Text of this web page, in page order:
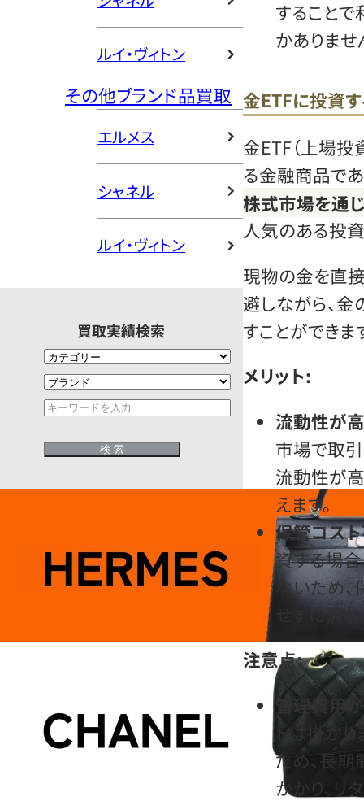
ルイ・ヴィトン
その他ブランド品買取
エルメス
シャネル
ルイ・ヴィトン
買取実績検索
すること
かありませ
金ETFに投資
金ETF（上場投
る金融商品であ
株式市場を通
人気のある投
現物の金を直
避しながら、
すことができま
メリット:
流動性が
市場で取
流動性が
えます。
保管コス
資する場
ないため
せずに済
注意点:
管理費用
トは掛か
ため、長期
かかり、リ